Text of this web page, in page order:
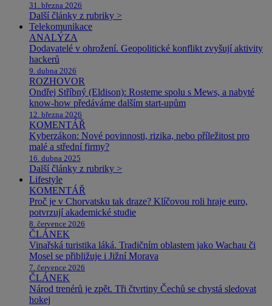
31. března 2026
Další články z rubriky >
Telekomunikace
ANALÝZA
Dodavatelé v ohrožení. Geopolitické konflikt zvyšují aktivity
hackerů
9. dubna 2026
ROZHOVOR
Ondřej Stříbný (Eldison): Rosteme spolu s Mews, a nabyté
know-how předáváme dalším start-upům
12. března 2026
KOMENTÁŘ
Kyberzákon: Nové povinnosti, rizika, nebo příležitost pro
malé a střední firmy?
16. dubna 2025
Další články z rubriky >
Lifestyle
KOMENTÁŘ
Proč je v Chorvatsku tak draze? Klíčovou roli hraje euro,
potvrzují akademické studie
8. července 2026
ČLÁNEK
Vinařská turistika láká. Tradičním oblastem jako Wachau či
Mosel se přibližuje i Jižní Morava
7. července 2026
ČLÁNEK
Národ trenérů je zpět. Tři čtvrtiny Čechů se chystá sledovat
hokej